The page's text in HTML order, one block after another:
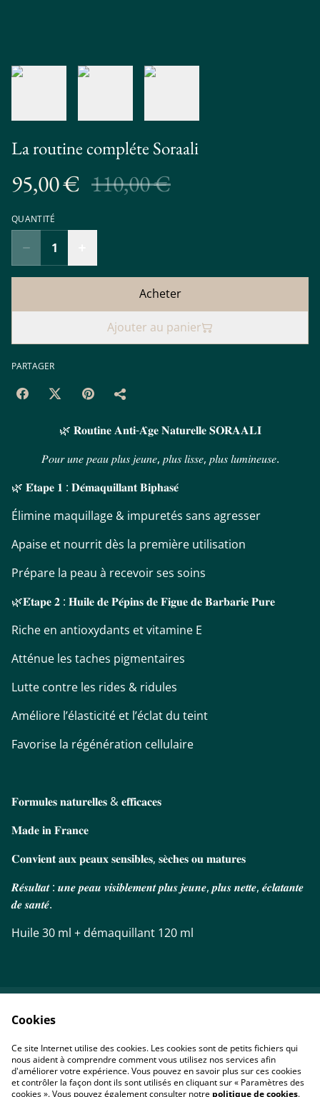
La routine compléte Soraali
95,00 € 110,00 €
QUANTITÉ
Acheter
Ajouter au panier
PARTAGER
🌿 𝐑𝐨𝐮𝐭𝐢𝐧𝐞 𝐀𝐧𝐭𝐢-𝐀̂𝐠𝐞 𝐍𝐚𝐭𝐮𝐫𝐞𝐥𝐥𝐞 𝐒𝐎𝐑𝐀𝐀𝐋𝐈
𝑃𝑜𝑢𝑟 𝑢𝑛𝑒 𝑝𝑒𝑎𝑢 𝑝𝑙𝑢𝑠 𝑗𝑒𝑢𝑛𝑒, 𝑝𝑙𝑢𝑠 𝑙𝑖𝑠𝑠𝑒, 𝑝𝑙𝑢𝑠 𝑙𝑢𝑚𝑖𝑛𝑒𝑢𝑠𝑒.
🌿 𝐄́𝐭𝐚𝐩𝐞 𝟏 : 𝐃𝐞́𝐦𝐚𝐪𝐮𝐢𝐥𝐥𝐚𝐧𝐭 𝐁𝐢𝐩𝐡𝐚𝐬𝐞́
Élimine maquillage & impuretés sans agresser
Apaise et nourrit dès la première utilisation
Prépare la peau à recevoir ses soins
🌿𝐄́𝐭𝐚𝐩𝐞 𝟐 : 𝐇𝐮𝐢𝐥𝐞 𝐝𝐞 𝐏𝐞́𝐩𝐢𝐧𝐬 𝐝𝐞 𝐅𝐢𝐠𝐮𝐞 𝐝𝐞 𝐁𝐚𝐫𝐛𝐚𝐫𝐢𝐞 𝐏𝐮𝐫𝐞
Riche en antioxydants et vitamine E
Atténue les taches pigmentaires
Lutte contre les rides & ridules
Améliore l’élasticité et l’éclat du teint
Favorise la régénération cellulaire
𝐅𝐨𝐫𝐦𝐮𝐥𝐞𝐬 𝐧𝐚𝐭𝐮𝐫𝐞𝐥𝐥𝐞𝐬 & 𝐞𝐟𝐟𝐢𝐜𝐚𝐜𝐞𝐬
𝐌𝐚𝐝𝐞 𝐢𝐧 𝐅𝐫𝐚𝐧𝐜𝐞
𝐂𝐨𝐧𝐯𝐢𝐞𝐧𝐭 𝐚𝐮𝐱 𝐩𝐞𝐚𝐮𝐱 𝐬𝐞𝐧𝐬𝐢𝐛𝐥𝐞𝐬, 𝐬𝐞̀𝐜𝐡𝐞𝐬 𝐨𝐮 𝐦𝐚𝐭𝐮𝐫𝐞𝐬
𝑹𝒆́𝒔𝒖𝒍𝒕𝒂𝒕 : 𝒖𝒏𝒆 𝒑𝒆𝒂𝒖 𝒗𝒊𝒔𝒊𝒃𝒍𝒆𝒎𝒆𝒏𝒕 𝒑𝒍𝒖𝒔 𝒋𝒆𝒖𝒏𝒆, 𝒑𝒍𝒖𝒔 𝒏𝒆𝒕𝒕𝒆, 𝒆́𝒄𝒍𝒂𝒕𝒂𝒏𝒕𝒆
𝒅𝒆 𝒔𝒂𝒏𝒕𝒆́.
Huile 30 ml + démaquillant 120 ml
Politique de
confidentialité
Politique de cookies
Cookies
Ce site Internet utilise des cookies. Les cookies sont de petits fichiers qui
nous aident à comprendre comment vous utilisez nos services afin
d'améliorer votre expérience. Vous pouvez en savoir plus sur ces cookies
et contrôler la façon dont ils sont utilisés en cliquant sur « Paramètres des
cookies ». Vous pouvez également consulter notre politique de cookies.